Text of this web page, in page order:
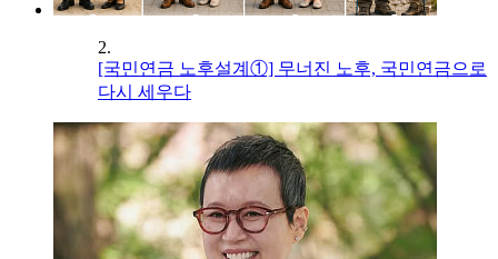
2.
[국민연금 노후설계①] 무너진 노후, 국민연금으로
다시 세우다